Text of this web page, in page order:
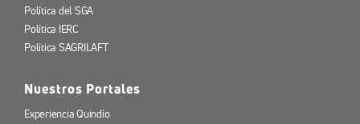
Política del SGA
Política IERC
Política SAGRILAFT
Nuestros Portales
Experiencia Quindío